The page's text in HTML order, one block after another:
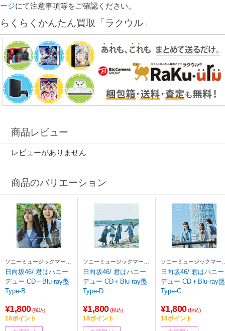
ージにて注意事項等をご確認ください。
らくらくかんたん買取「ラクウル」
商品レビュー
レビューがありません
商品のバリエーション
ソニーミュージックマーケ
ティング
日向坂46/ 君はハニー
デュー CD＋Blu-ray盤
Type-B
¥1,800 (税込)
18ポイント
ソニーミュージックマーケ
ティング
日向坂46/ 君はハニー
デュー CD＋Blu-ray盤
Type-D
¥1,800 (税込)
18ポイント
ソニーミュージックマー
ティング
日向坂46/ 君はハニー
デュー CD＋Blu-ray盤
Type-C
¥1,800 (税込)
18ポイント